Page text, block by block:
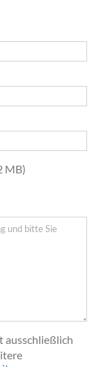
MB)
ausschließlich